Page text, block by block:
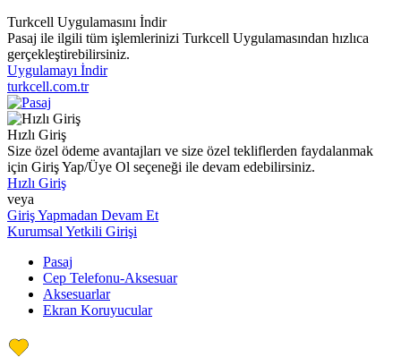
Turkcell Uygulamasını İndir
Pasaj ile ilgili tüm işlemlerinizi Turkcell Uygulamasından hızlıca
gerçekleştirebilirsiniz.
Uygulamayı İndir
turkcell.com.tr
Hızlı Giriş
Size özel ödeme avantajları ve size özel tekliflerden faydalanmak
için Giriş Yap/Üye Ol seçeneği ile devam edebilirsiniz.
Hızlı Giriş
veya
Giriş Yapmadan Devam Et
Kurumsal Yetkili Girişi
Pasaj
Cep Telefonu-Aksesuar
Aksesuarlar
Ekran Koruyucular